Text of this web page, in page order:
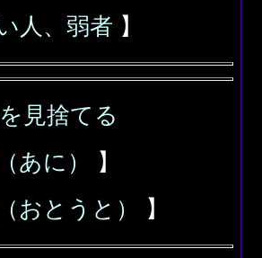
人、弱者 】
見捨てる
あに）
】
おとうと） 】